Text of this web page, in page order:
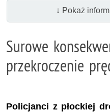
↓ Pokaż
Surowe
przekroczenie
Policjanci z płockiej